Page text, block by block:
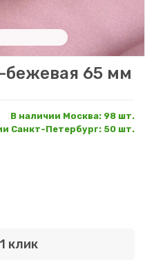
В наличии Москва: 98 шт.
Санкт-Петербург: 50 шт.
бежевая 65 мм
клик